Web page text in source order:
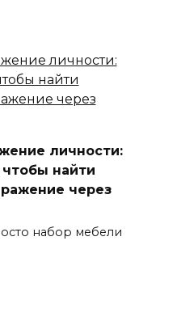
личности:
найти
через
набор мебели